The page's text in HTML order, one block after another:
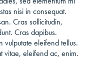
nisi in consequat.
Cras sollicitudin,
Cras dapibus.
vulputate eleifend tellus.
vitae, eleifend ac, enim.